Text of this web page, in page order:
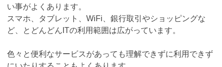
い事がよくあります。
スマホ、タブレット、WiFi、銀行取引やショッピングな
ど、とどんどんITの利用範囲は広がっています。
色々と便利なサービスがあっても理解できずに利用できず